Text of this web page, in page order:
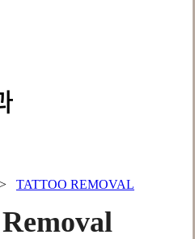
> TATTOO REMOVAL